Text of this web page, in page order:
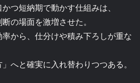
つ短納期で動かす仕組みは、
の場面を激増させた。
から、仕分けや積み下ろしが重な
へと確実に入れ替わりつつある。